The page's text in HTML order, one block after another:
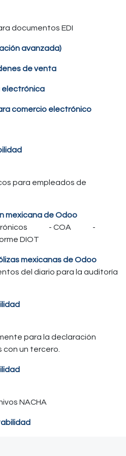
documentos EDI
avanzada)
de venta
electrónica
comercio electrónico
para empleados de
mexicana de Odoo
- COA -
DIOT
mexicanas de Odoo
del diario para la auditoría
para la declaración
un tercero.
NACHA